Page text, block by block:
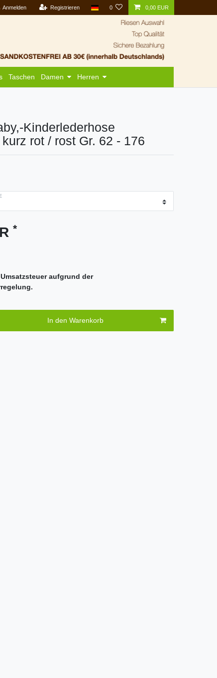
Anmelden Registrieren 0 0,00 EUR
Taschen Damen Herren
Kinderlederhose
rot / rost Gr. 62 - 176
*
aufgrund der
In den Warenkorb